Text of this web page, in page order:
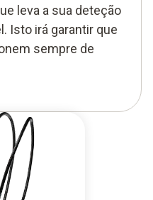
leva a sua deteção
Isto irá garantir que
sempre de